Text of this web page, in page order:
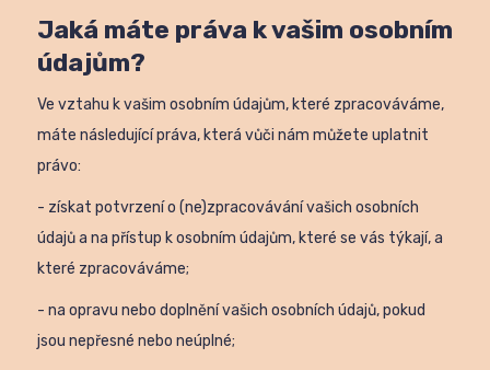
Jaká máte práva k vašim osobním
údajům?
Ve vztahu k vašim osobním údajům, které zpracováváme,
máte následující práva, která vůči nám můžete uplatnit
právo:
- získat potvrzení o (ne)zpracovávání vašich osobních
údajů a na přístup k osobním údajům, které se vás týkají, a
které zpracováváme;
- na opravu nebo doplnění vašich osobních údajů, pokud
jsou nepřesné nebo neúplné;